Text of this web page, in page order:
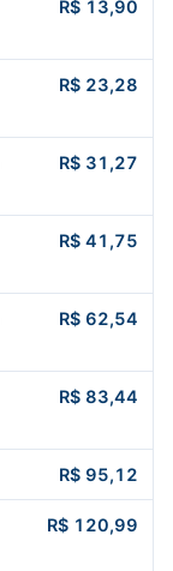
R$ 13,90
R$ 23,28
R$ 31,27
R$ 41,75
R$ 62,54
R$ 83,44
R$ 95,12
R$ 120,99